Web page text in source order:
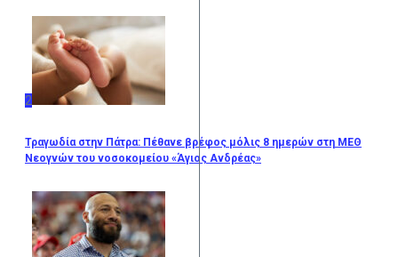
2
Τραγωδία στην Πάτρα: Πέθανε βρέφος μόλις 8 ημερών στη ΜΕΘ
Νεογνών του νοσοκομείου «Άγιος Ανδρέας»